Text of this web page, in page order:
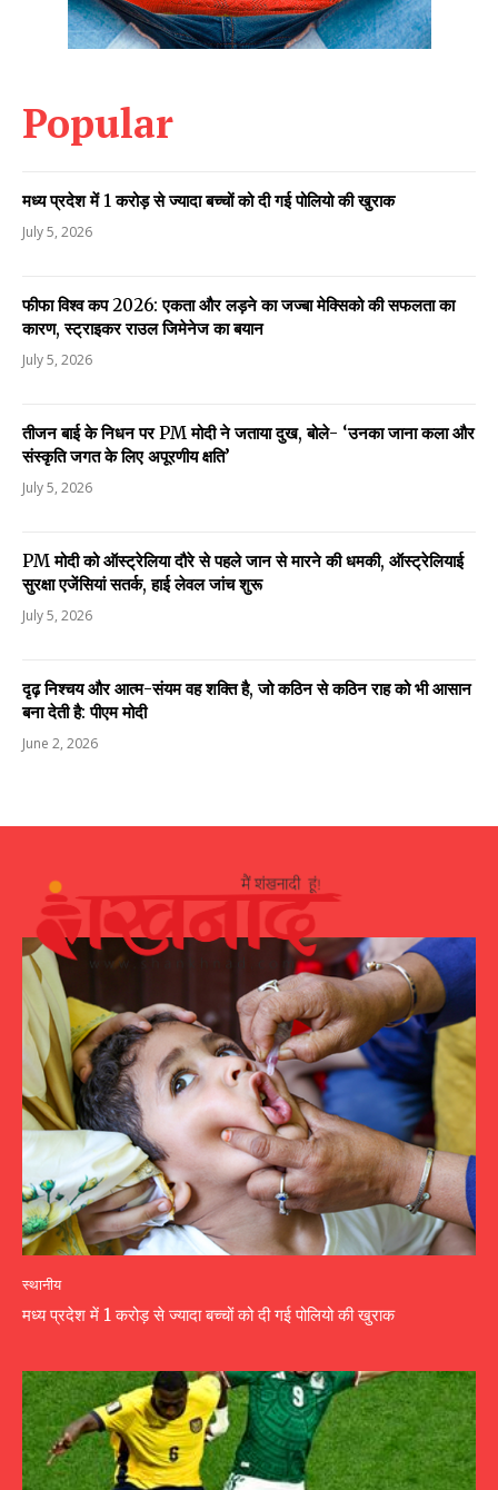
Popular
मध्य प्रदेश में 1 करोड़ से ज्यादा बच्चों को दी गई पोलियो की खुराक
July 5, 2026
फीफा विश्व कप 2026: एकता और लड़ने का जज्बा मेक्सिको की सफलता का
कारण, स्ट्राइकर राउल जिमेनेज का बयान
July 5, 2026
तीजन बाई के निधन पर PM मोदी ने जताया दुख, बोले- ‘उनका जाना कला और
संस्कृति जगत के लिए अपूरणीय क्षति’
July 5, 2026
PM मोदी को ऑस्ट्रेलिया दौरे से पहले जान से मारने की धमकी, ऑस्ट्रेलियाई
सुरक्षा एजेंसियां सतर्क, हाई लेवल जांच शुरू
July 5, 2026
दृढ़ निश्चय और आत्म-संयम वह शक्ति है, जो कठिन से कठिन राह को भी आसान
बना देती है: पीएम मोदी
June 2, 2026
स्थानीय
मध्य प्रदेश में 1 करोड़ से ज्यादा बच्चों को दी गई पोलियो की खुराक